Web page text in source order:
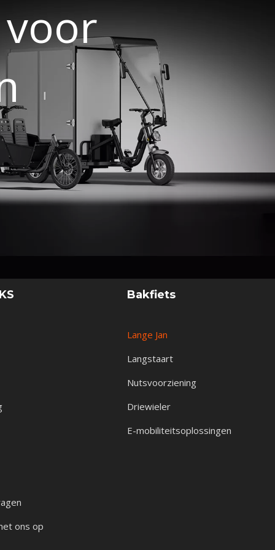
voor
ons op
Bakfiets
Lange Jan
Langstaart
Nutsvoorziening
Driewieler
E-mobiliteitsoplossingen